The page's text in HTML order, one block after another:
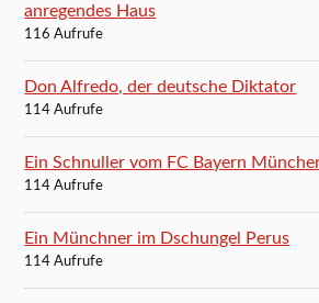
anregendes Haus
116 Aufrufe
Don Alfredo, der deutsche Diktator
114 Aufrufe
Ein Schnuller vom FC Bayern
114 Aufrufe
Ein Münchner im Dschungel Perus
114 Aufrufe